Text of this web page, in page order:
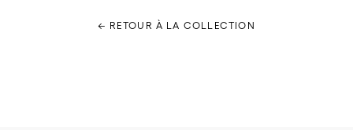
← RETOUR À LA COLLECTION